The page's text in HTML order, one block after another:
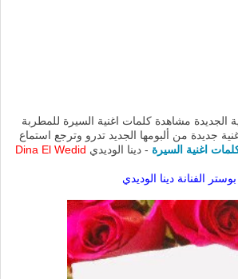
الجديدة مشاهدة كلمات اغنية السيرة للمطربة
جديدة من ألبومها الجديد تدرو وترجع استماع
اغنية السيرة - دينا الوديدي Dina El Wedid
بوستر الفنانة دينا الوديدي